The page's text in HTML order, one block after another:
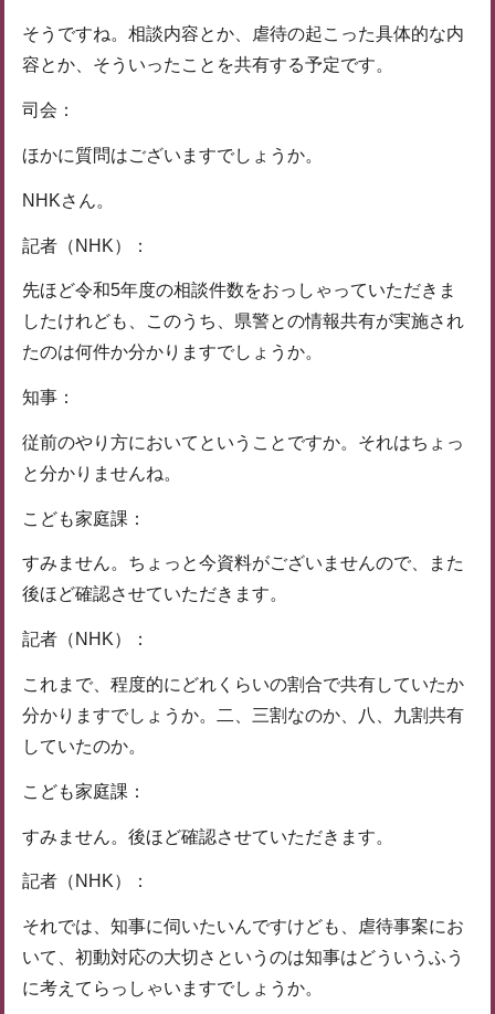
そうですね。相談内容とか、虐待の起こった具体的な内
容とか、そういったことを共有する予定です。
司会：
ほかに質問はございますでしょうか。
NHKさん。
記者（NHK）：
先ほど令和5年度の相談件数をおっしゃっていただきま
したけれども、このうち、県警との情報共有が実施され
たのは何件か分かりますでしょうか。
知事：
従前のやり方においてということですか。それはちょっ
と分かりませんね。
こども家庭課：
すみません。ちょっと今資料がございませんので、また
後ほど確認させていただきます。
記者（NHK）：
これまで、程度的にどれくらいの割合で共有していたか
分かりますでしょうか。二、三割なのか、八、九割共有
していたのか。
こども家庭課：
すみません。後ほど確認させていただきます。
記者（NHK）：
それでは、知事に伺いたいんですけども、虐待事案にお
いて、初動対応の大切さというのは知事はどういうふう
に考えてらっしゃいますでしょうか。